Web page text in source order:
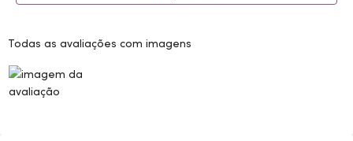
Todas as avaliações com imagens